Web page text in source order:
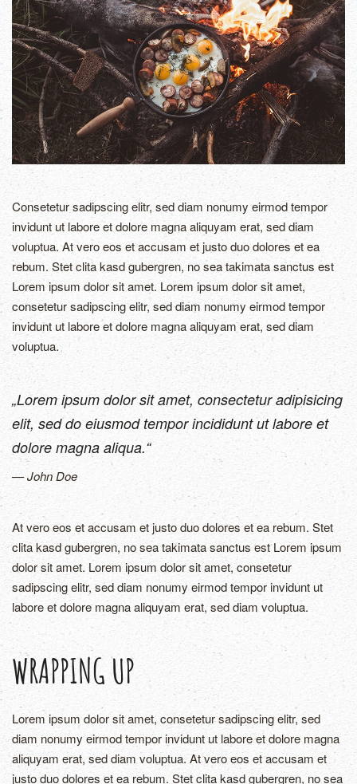
Consetetur sadipscing elitr, sed diam nonumy eirmod tempor
invidunt ut labore et dolore magna aliquyam erat, sed diam
voluptua. At vero eos et accusam et justo duo dolores et ea
rebum. Stet clita kasd gubergren, no sea takimata sanctus est
Lorem ipsum dolor sit amet. Lorem ipsum dolor sit amet,
consetetur sadipscing elitr, sed diam nonumy eirmod tempor
invidunt ut labore et dolore magna aliquyam erat, sed diam
voluptua.
„Lorem ipsum dolor sit amet, consectetur adipisicing
elit, sed do eiusmod tempor incididunt ut labore et
dolore magna aliqua.“
John Doe
At vero eos et accusam et justo duo dolores et ea rebum. Stet
clita kasd gubergren, no sea takimata sanctus est Lorem ipsum
dolor sit amet. Lorem ipsum dolor sit amet, consetetur
sadipscing elitr, sed diam nonumy eirmod tempor invidunt ut
labore et dolore magna aliquyam erat, sed diam voluptua.
WRAPPING UP
Lorem ipsum dolor sit amet, consetetur sadipscing elitr, sed
diam nonumy eirmod tempor invidunt ut labore et dolore magna
aliquyam erat, sed diam voluptua. At vero eos et accusam et
justo duo dolores et ea rebum. Stet clita kasd gubergren, no sea